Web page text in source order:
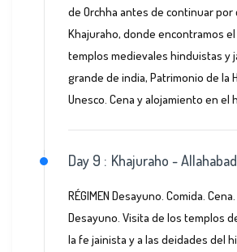
de Orchha antes de continuar por
Khajuraho, donde encontramos
templos medievales hinduistas y
grande de india, Patrimonio de la
Unesco. Cena y alojamiento en el
Day 9 : Khajuraho - Allahabad
RÉGIMEN Desayuno. Comida. Cena.
Desayuno. Visita de los templos
la fe jainista y a las deidades del